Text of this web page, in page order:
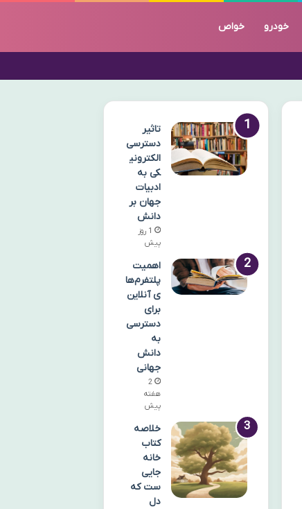
خودرو خواص
تاثیر
دسترسی
الکترونی
کی به
ادبیات
جهان بر
دانش
1 روز
پیش
اهمیت
پلتفرم‌ها
ی آنلاین
برای
دسترسی
به
دانش
جهانی
2
هفته
پیش
خلاصه
کتاب
خانه
جایی
ست که
دل